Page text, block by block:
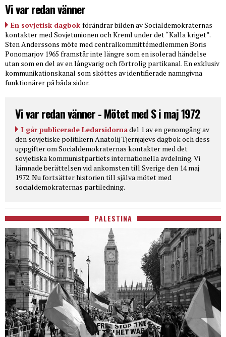
Vi var redan vänner
En sovjetisk dagbok förändrar bilden av Socialdemokraternas
kontakter med Sovjetunionen och Kreml under det “Kalla kriget”.
Sten Anderssons möte med centralkommittémedlemmen Boris
Ponomarjov 1965 framstår inte längre som en isolerad händelse
utan som en del av en långvarig och förtrolig partikanal. En exklusiv
kommunikationskanal som sköttes av identifierade namngivna
funktionärer på båda sidor.
Vi var redan vänner - Mötet med S i maj 1972
I går publicerade Ledarsidornadel 1 av en genomgång av
den sovjetiske politikern Anatolij Tjernjajevs dagbok och dess
uppgifter om Socialdemokraternas kontakter med det
sovjetiska kommunistpartiets internationella avdelning. Vi
lämnade berättelsen vid ankomsten till Sverige den 14 maj
1972. Nu fortsätter historien till själva mötet med
socialdemokraternas partiledning.
PALESTINA